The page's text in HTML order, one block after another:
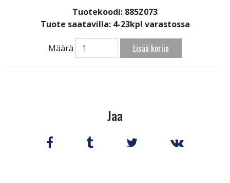
Tuotekoodi: 885Z073
Tuote saatavilla: 4-23kpl varastossa
Määrä Lisää koriin
Jaa